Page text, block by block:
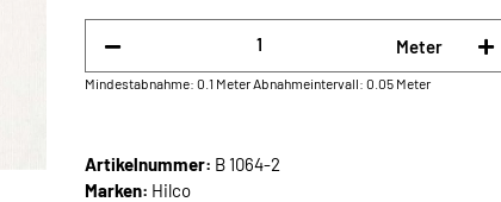
Meter
Mindestabnahme: 0.1 MeterAbnahmeintervall: 0.05 Meter
Artikelnummer: B 1064-2
Marken: Hilco